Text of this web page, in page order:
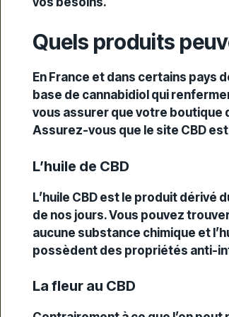
Quels produits
En France et dans certains pays
base de cannabidiol qui
vous assurer que votre boutique
Assurez-vous que le site CBD
L’huile de CBD
L’huile CBD est le produit dérivé
de nos jours. Vous pouvez
aucune substance chimique et
possèdent des propriétés anti-
La fleur au CBD